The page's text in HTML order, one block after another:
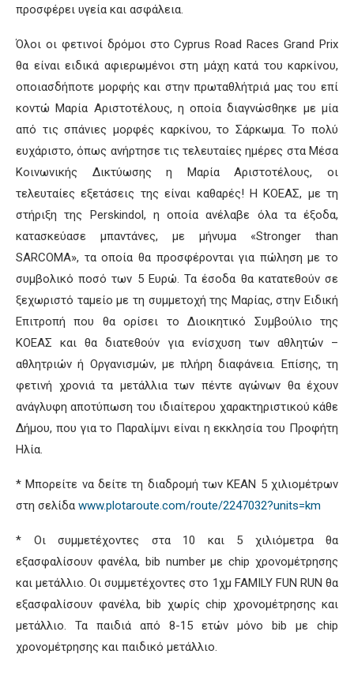
προσφέρει υγεία και ασφάλεια.
Όλοι οι φετινοί δρόμοι στο Cyprus Road Races Grand Prix
θα είναι ειδικά αφιερωμένοι στη μάχη κατά του καρκίνου,
οποιασδήποτε μορφής και στην πρωταθλήτριά μας του επί
κοντώ Μαρία Αριστοτέλους, η οποία διαγνώσθηκε με μία
από τις σπάνιες μορφές καρκίνου, το Σάρκωμα. Το πολύ
ευχάριστο, όπως ανήρτησε τις τελευταίες ημέρες στα Μέσα
Κοινωνικής Δικτύωσης η Μαρία Αριστοτέλους, οι
τελευταίες εξετάσεις της είναι καθαρές! Η ΚΟΕΑΣ, με τη
στήριξη της Perskindol, η οποία ανέλαβε όλα τα έξοδα,
κατασκεύασε μπαντάνες, με μήνυμα «Stronger than
SARCOMA», τα οποία θα προσφέρονται για πώληση με το
συμβολικό ποσό των 5 Ευρώ. Τα έσοδα θα κατατεθούν σε
ξεχωριστό ταμείο με τη συμμετοχή της Μαρίας, στην Ειδική
Επιτροπή που θα ορίσει το Διοικητικό Συμβούλιο της
ΚΟΕΑΣ και θα διατεθούν για ενίσχυση των αθλητών –
αθλητριών ή Οργανισμών, με πλήρη διαφάνεια. Επίσης, τη
φετινή χρονιά τα μετάλλια των πέντε αγώνων θα έχουν
ανάγλυφη αποτύπωση του ιδιαίτερου χαρακτηριστικού κάθε
Δήμου, που για το Παραλίμνι είναι η εκκλησία του Προφήτη
Ηλία.
* Μπορείτε να δείτε τη διαδρομή των ΚΕΑΝ 5 χιλιομέτρων
στη σελίδα www.plotaroute.com/route/2247032?units=km
* Οι συμμετέχοντες στα 10 και 5 χιλιόμετρα θα
εξασφαλίσουν φανέλα, bib number με chip χρονομέτρησης
και μετάλλιο. Οι συμμετέχοντες στο 1χμ FAMILY FUN RUN θα
εξασφαλίσουν φανέλα, bib χωρίς chip χρονομέτρησης και
μετάλλιο. Τα παιδιά από 8-15 ετών μόνο bib με chip
χρονομέτρησης και παιδικό μετάλλιο.